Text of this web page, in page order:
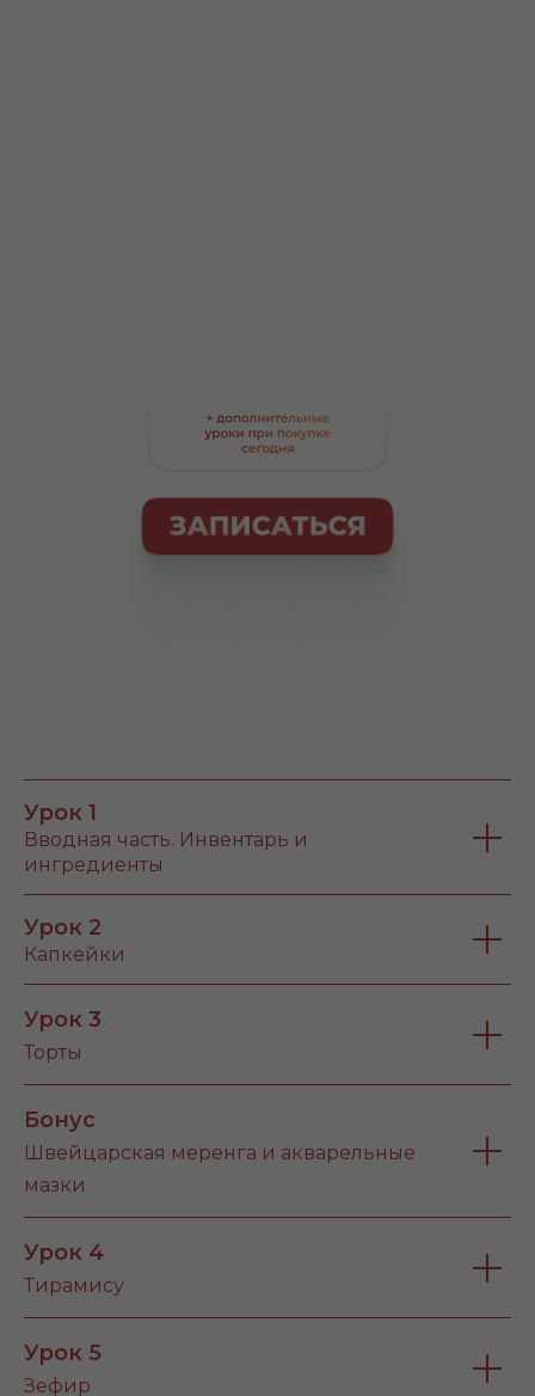
Урок 1
Вводная часть. Инвентарь и
ингредиенты
Урок 2
Капкейки
Урок 3
Торты
Бонус
Швейцарская меренга и акварельные
мазки
Урок 4
Тирамису
Урок 5
Зефир